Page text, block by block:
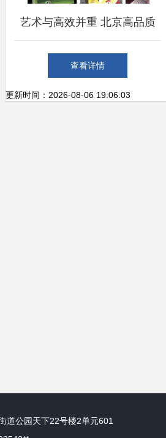
艺术与高效并重 北京高品质
包装与印刷解决方案
查看详情
更新时间：2026-08-06 19:06:03
道公园天下22号楼2单元601